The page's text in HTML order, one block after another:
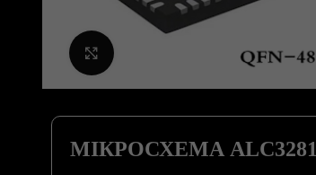
Клацніть, щоб збільшити
МІКРОСХЕМА ALC3281